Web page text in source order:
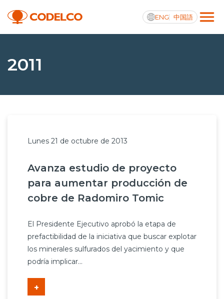
ENG 中国語
Sustentabilidad
Innovación
Prensa
Trabaja en Codelco
Transparencia activa
2011
Lunes 21 de octubre de 2013
Avanza estudio de proyecto
para aumentar producción de
cobre de Radomiro Tomic
El Presidente Ejecutivo aprobó la etapa de
prefactibilidad de la iniciativa que buscar explotar
los minerales sulfurados del yacimiento y que
podría implicar...
+